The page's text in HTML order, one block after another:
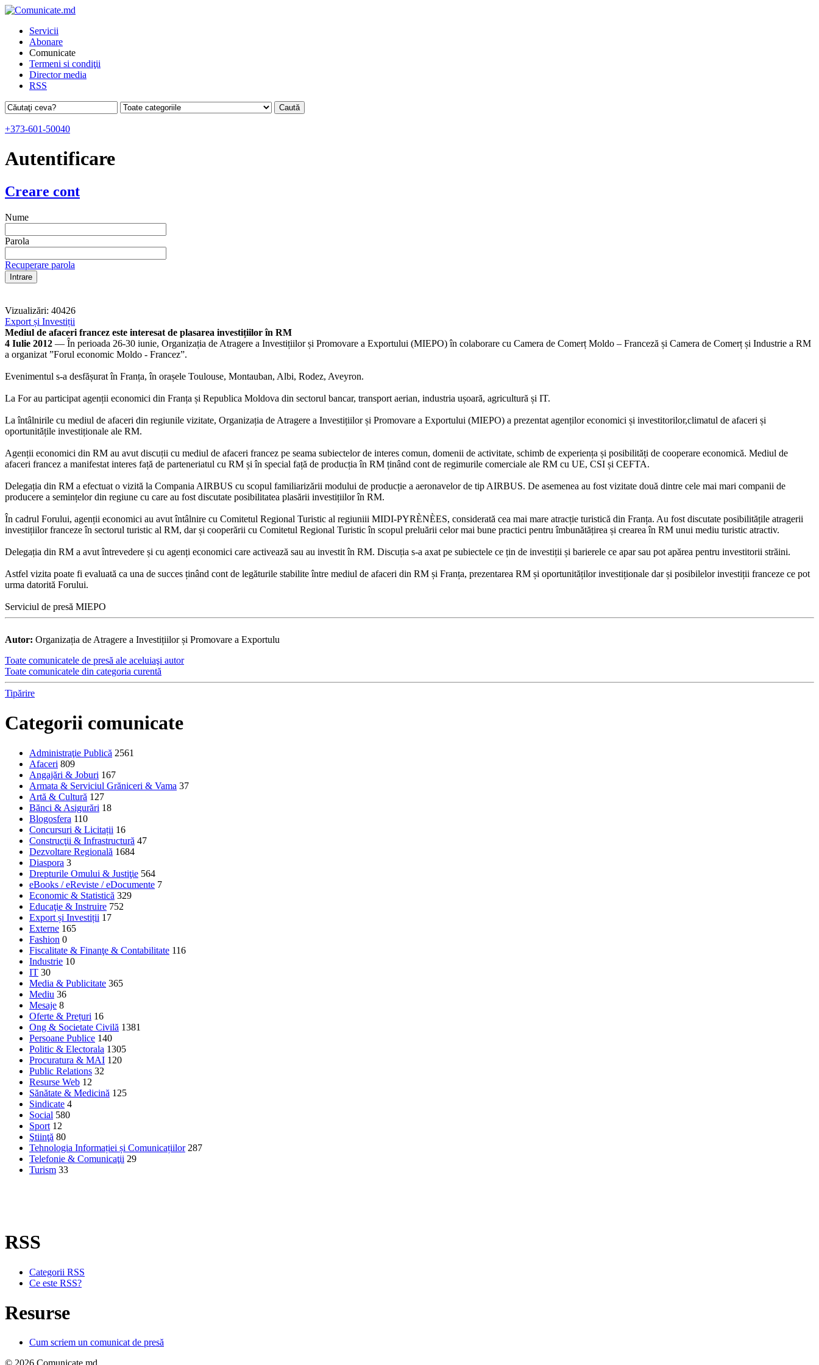
Servicii
Abonare
Comunicate
Termeni si condiţii
Director media
RSS
+373-601-50040
Autentificare
Creare cont
Nume
Parola
Recuperare parola
Vizualizări: 40426
Export și Investiții
Mediul de afaceri francez este interesat de plasarea investițiilor în RM
4 Iulie 2012 — În perioada 26-30 iunie, Organizația de Atragere a Investițiilor și Promovare a Exportului (MIEPO) în colaborare cu Camera de Comerț Moldo – Franceză și Camera de Comerț și Industrie a RM
a organizat ”Forul economic Moldo - Francez”.
Evenimentul s-a desfășurat în Franța, în orașele Toulouse, Montauban, Albi, Rodez, Aveyron.
La For au participat agenții economici din Franța și Republica Moldova din sectorul bancar, transport aerian, industria ușoară, agricultură și IT.
La întâlnirile cu mediul de afaceri din regiunile vizitate, Organizația de Atragere a Investițiilor și Promovare a Exportului (MIEPO) a prezentat agenților economici și investitorilor,climatul de afaceri și
oportunitățile investiționale ale RM.
Agenții economici din RM au avut discuții cu mediul de afaceri francez pe seama subiectelor de interes comun, domenii de activitate, schimb de experiența și posibilități de cooperare economică. Mediul de
afaceri francez a manifestat interes față de parteneriatul cu RM și în special față de producția în RM ținând cont de regimurile comerciale ale RM cu UE, CSI și CEFTA.
Delegația din RM a efectuat o vizită la Compania AIRBUS cu scopul familiarizării modului de producție a aeronavelor de tip AIRBUS. De asemenea au fost vizitate două dintre cele mai mari companii de
producere a semințelor din regiune cu care au fost discutate posibilitatea plasării investițiilor în RM.
În cadrul Forului, agenții economici au avut întâlnire cu Comitetul Regional Turistic al regiuniii MIDI-PYRÈNÈES, considerată cea mai mare atracție turistică din Franța. Au fost discutate posibilitățile atragerii
investițiilor franceze în sectorul turistic al RM, dar și cooperării cu Comitetul Regional Turistic în scopul preluării celor mai bune practici pentru îmbunătățirea și crearea în RM unui mediu turistic atractiv.
Delegația din RM a avut întrevedere și cu agenți economici care activează sau au investit în RM. Discuția s-a axat pe subiectele ce țin de investiții și barierele ce apar sau pot apărea pentru investitorii străini.
Astfel vizita poate fi evaluată ca una de succes ținând cont de legăturile stabilite între mediul de afaceri din RM și Franța, prezentarea RM și oportunităților investiționale dar și posibilelor investiții franceze ce pot
urma datorită Forului.
Serviciul de presă MIEPO
Autor: Organizația de Atragere a Investițiilor și Promovare a Exportulu
Toate comunicatele de presă ale aceluiaşi autor
Toate comunicatele din categoria curentă
Tipărire
Categorii comunicate
Administraţie Publică 2561
Afaceri 809
Angajări & Joburi 167
Armata & Serviciul Grăniceri & Vama 37
Artă & Cultură 127
Bănci & Asigurări 18
Blogosfera 110
Concursuri & Licitații 16
Construcţii & Infrastructură 47
Dezvoltare Regională 1684
Diaspora 3
Drepturile Omului & Justiţie 564
eBooks / eReviste / eDocumente 7
Economic & Statistică 329
Educaţie & Instruire 752
Export și Investiții 17
Externe 165
Fashion 0
Fiscalitate & Finanţe & Contabilitate 116
Industrie 10
IT 30
Media & Publicitate 365
Mediu 36
Mesaje 8
Oferte & Prețuri 16
Ong & Societate Civilă 1381
Persoane Publice 140
Politic & Electorala 1305
Procuratura & MAI 120
Public Relations 32
Resurse Web 12
Sănătate & Medicină 125
Sindicate 4
Social 580
Sport 12
Ştiinţă 80
Tehnologia Informației și Comunicațiilor 287
Telefonie & Comunicaţii 29
Turism 33
RSS
Categorii RSS
Ce este RSS?
Resurse
Cum scriem un comunicat de presă